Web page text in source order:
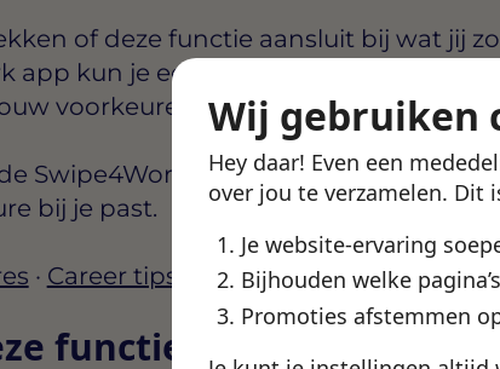
Wij gebruiken
Hey daar! Even een
over jou te verzamelen. Dit
Je website-ervaring
Bijhouden welke
Promoties afstemmen
of deze functie aansluit bij wat jij
app kun je eenvoudig bekijken welke
voorkeuren, zoals locatie en
Swipe4Work app, maak een profiel
bij je past.
· Career tips Finance vacatures
functie